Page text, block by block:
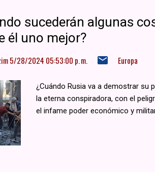
sucederán algunas
él uno mejor?
5/28/2024 05:53:00 p. m. Europa
¿Cuándo Rusia va a demostrar su
la eterna conspiradora, con el
el infame poder económico y